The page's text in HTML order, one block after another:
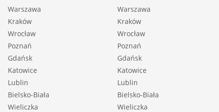
Warszawa
Kraków
Wrocław
Poznań
Gdańsk
Katowice
Lublin
Bielsko-Biała
Wieliczka
Warszawa
Kraków
Wrocław
Poznań
Gdańsk
Katowice
Lublin
Bielsko-Biała
Wieliczka